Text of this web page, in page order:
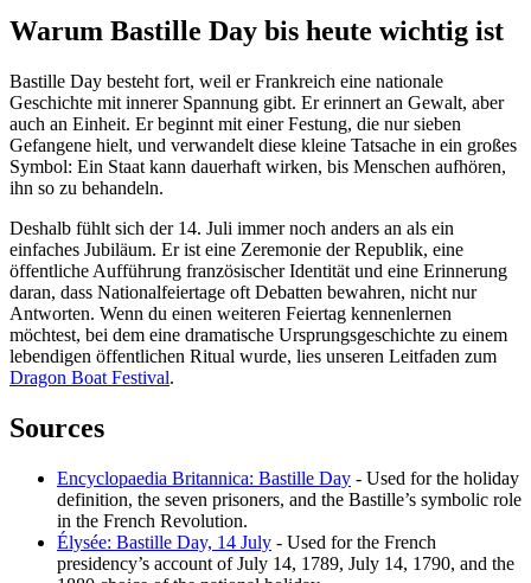
Warum Bastille Day bis heute wichtig ist
Bastille Day besteht fort, weil er Frankreich eine nationale
Geschichte mit innerer Spannung gibt. Er erinnert an Gewalt, aber
auch an Einheit. Er beginnt mit einer Festung, die nur sieben
Gefangene hielt, und verwandelt diese kleine Tatsache in ein großes
Symbol: Ein Staat kann dauerhaft wirken, bis Menschen aufhören,
ihn so zu behandeln.
Deshalb fühlt sich der 14. Juli immer noch anders an als ein
einfaches Jubiläum. Er ist eine Zeremonie der Republik, eine
öffentliche Aufführung französischer Identität und eine Erinnerung
daran, dass Nationalfeiertage oft Debatten bewahren, nicht nur
Antworten. Wenn du einen weiteren Feiertag kennenlernen
möchtest, bei dem eine dramatische Ursprungsgeschichte zu einem
lebendigen öffentlichen Ritual wurde, lies unseren Leitfaden zum
Dragon Boat Festival.
Sources
Encyclopaedia Britannica: Bastille Day - Used for the holiday
definition, the seven prisoners, and the Bastille’s symbolic role
in the French Revolution.
Élysée: Bastille Day, 14 July - Used for the French
presidency’s account of July 14, 1789, July 14, 1790, and the